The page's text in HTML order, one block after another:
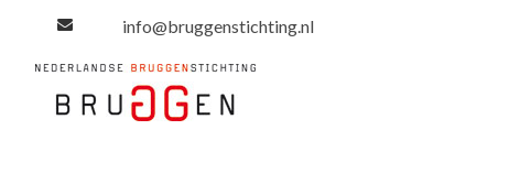
info@bruggenstichting.nl